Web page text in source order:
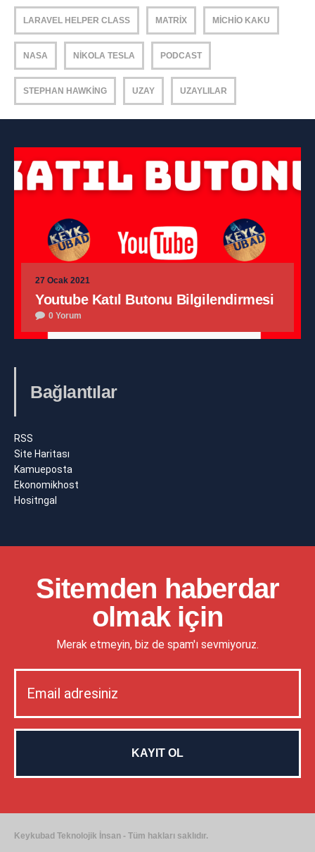
LARAVEL HELPER CLASS MATRIX MICHIO KAKU
NASA NIKOLA TESLA PODCAST
STEPHAN HAWKING UZAY UZAYLILAR
27 Ocak 2021
Youtube Katıl Butonu Bilgilendirmesi
0 Yorum
Bağlantılar
RSS
Site Haritası
Kamueposta
Ekonomikhost
Hositngal
Sitemden haberdar
olmak için
Merak etmeyin, biz de spam'ı sevmiyoruz.
Keykubad Teknolojik İnsan - Tüm hakları saklıdır.